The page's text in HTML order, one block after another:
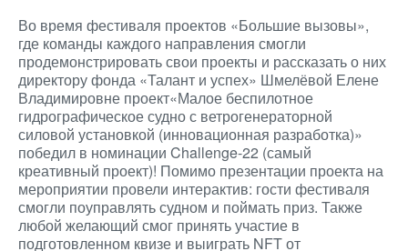
Во время фестиваля проектов «Большие вызовы»,
где команды каждого направления смогли
продемонстрировать свои проекты и рассказать о них
директору фонда «Талант и успех» Шмелёвой Елене
Владимировне проект«Малое беспилотное
гидрографическое судно с ветрогенераторной
силовой установкой (инновационная разработка)»
победил в номинации Challenge-22 (самый
креативный проект)! Помимо презентации проекта на
мероприятии провели интерактив: гости фестиваля
смогли поуправлять судном и поймать приз. Также
любой желающий смог принять участие в
подготовленном квизе и выиграть NFT от